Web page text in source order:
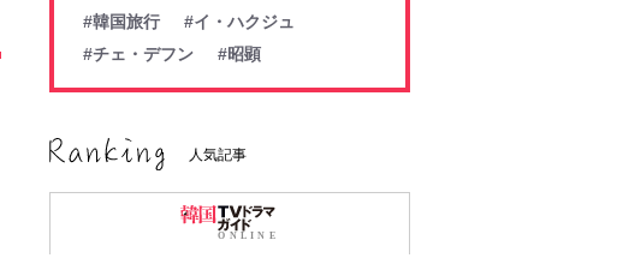
#韓国旅行
#イ・ハクジュ
#チェ・デフン
#昭顕
人気記事